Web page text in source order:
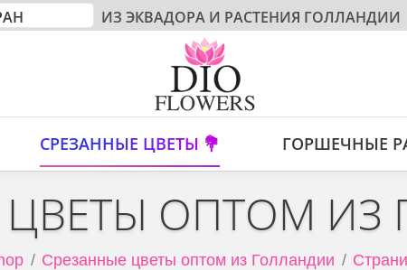
ИЗ ЭКВАДОРА И РАСТЕНИЯ ГОЛЛАНДИИ
СРЕЗАННЫЕ ЦВЕТЫ 💐 ГОРШЕЧНЫЕ
ЦВЕТЫ ОПТОМ ИЗ
Срезанные цветы оптом из Голландии